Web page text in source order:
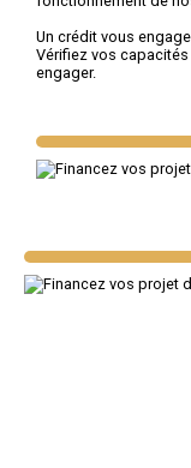
Un crédit vous
Vérifiez vos
engager.